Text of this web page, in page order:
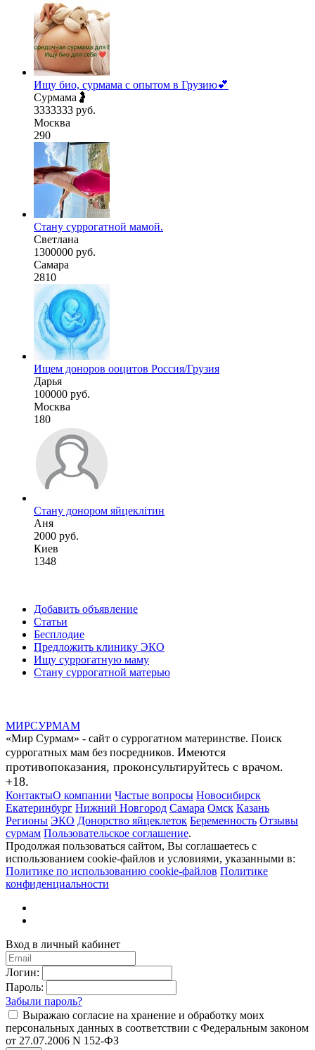
Ищу био, сурмама с опытом в Грузию💕
Сурмама🤰
3333333 руб.
Москва
290
Стану суррогатной мамой.
Светлана
1300000 руб.
Самара
2810
Ищем доноров ооцитов Россия/Грузия
Дарья
100000 руб.
Москва
180
Стану донором яйцеклітин
Аня
2000 руб.
Киев
1348
Добавить объявление
Статьи
Бесплодие
Предложить клинику ЭКО
Ищу суррогатную маму
Стану суррогатной матерью
МИРСУРМАМ
«Мир Сурмам» - сайт о суррогатном материнстве. Поиск
суррогатных мам без посредников. Имеются
противопоказания, проконсультируйтесь с врачом.
+18.
КонтактыО компании Частые вопросы Новосибирск
Екатеринбург Нижний Новгород Самара Омск Казань
Регионы ЭКО Донорство яйцеклеток Беременность Отзывы
сурмам Пользовательское соглашение.
Продолжая пользоваться сайтом, Вы соглашаетесь с
использованием cookie-файлов и условиями, указанными в:
Политике по использованию cookie-файлов Политике
конфиденциальности
Вход в личный кабинет
Логин:
Пароль:
Забыли пароль?
Выражаю согласие на хранение и обработку моих
персональных данных в соответствии с Федеральным законом
от 27.07.2006 N 152-ФЗ